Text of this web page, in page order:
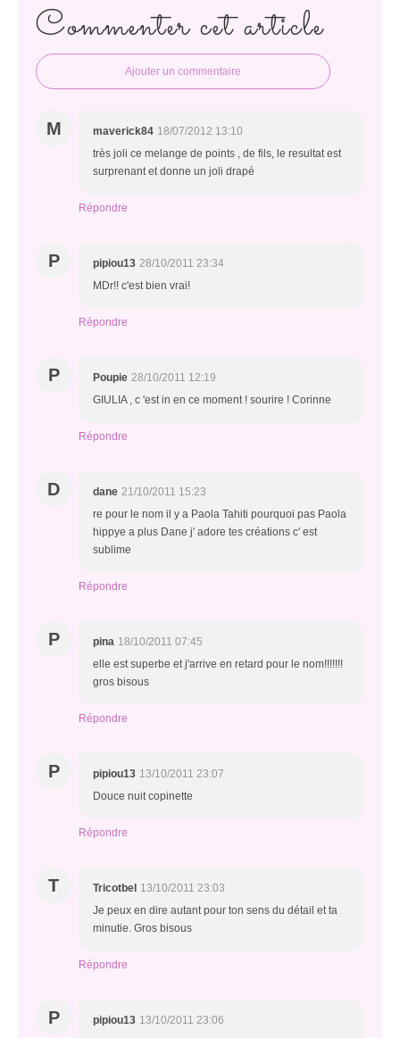
Commenter cet article
Ajouter un commentaire
M maverick84 18/07/2012 13:10
très joli ce melange de points , de fils, le resultat est
surprenant et donne un joli drapé
Répondre
P pipiou13 28/10/2011 23:34
MDr!! c'est bien vrai!
Répondre
P Poupie 28/10/2011 12:19
GIULIA , c 'est in en ce moment ! sourire ! Corinne
Répondre
D dane 21/10/2011 15:23
re pour le nom il y a Paola Tahiti pourquoi pas Paola
hippye a plus Dane j' adore tes créations c' est
sublime
Répondre
P pina 18/10/2011 07:45
elle est superbe et j'arrive en retard pour le nom!!!!!!!
gros bisous
Répondre
P pipiou13 13/10/2011 23:07
Douce nuit copinette
Répondre
T Tricotbel 13/10/2011 23:03
Je peux en dire autant pour ton sens du détail et ta
minutie. Gros bisous
Répondre
P pipiou13 13/10/2011 23:06